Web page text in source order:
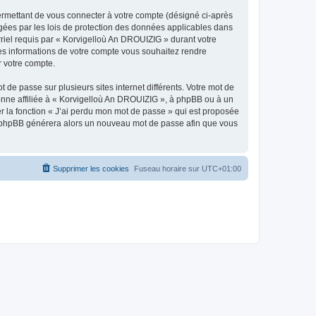
de vous connecter à votre compte (désigné ci-après
par les lois de protection des données applicables dans
requis par « Korvigelloù An DROUIZIG » durant votre
informations de votre compte vous souhaitez rendre
compte.
passe sur plusieurs sites internet différents. Votre mot de
affiliée à « Korvigelloù An DROUIZIG », à phpBB ou à un
fonction « J’ai perdu mon mot de passe » qui est proposée
générera alors un nouveau mot de passe afin que vous
Fuseau horaire sur UTC+01:00
Supprimer les cookies